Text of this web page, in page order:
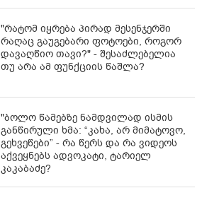
"რატომ იყრება პირად მესენჯერში
რაღაც გაუგებარი ფოტოები, როგორ
დავაღწიო თავი?" - შესაძლებელია
თუ არა ამ ფუნქციის წაშლა?
"ბოლო წამებზე ნამდვილად ისმის
განწირული ხმა: “კახა, არ მიმატოვო,
გეხვეწები” - რა წერს და რა ვიდეოს
აქვეყნებს ადვოკატი, ტარიელ
კაკაბაძე?